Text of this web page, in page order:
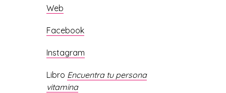
Web
Facebook
Instagram
Libro Encuentra tu persona
vitamina